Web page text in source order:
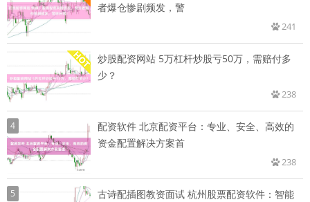
者爆仓惨剧频发，警
241
炒股配资网站 5万杠杆炒股亏50万，需赔付多
少？
238
4
配资软件 北京配资平台：专业、安全、高效的
资金配置解决方案首
238
5
古诗配插图教资面试 杭州股票配资软件：智能